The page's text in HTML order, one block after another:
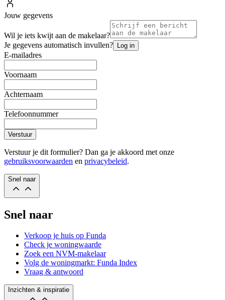
Jouw gegevens
Wil je iets kwijt aan de makelaar?
Je gegevens automatisch invullen? Log in
E-mailadres
Voornaam
Achternaam
Telefoonnummer
Verstuur
Verstuur je dit formulier? Dan ga je akkoord met onze
gebruiksvoorwaarden en privacybeleid.
Snel naar
Snel naar
Verkoop je huis op Funda
Check je woningwaarde
Zoek een NVM-makelaar
Volg de woningmarkt: Funda Index
Vraag & antwoord
Inzichten & inspiratie